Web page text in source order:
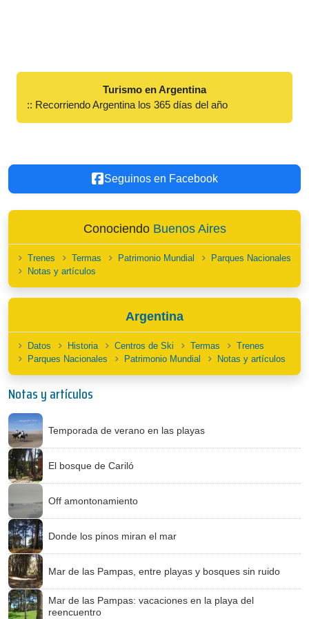
Turismo en Argentina
:: Recorriendo Argentina los 365 días del año
Seguinos en Facebook
Conociendo Buenos Aires
Trenes Termas Patrimonio Mundial
Parques Nacionales
Notas y artículos
Argentina
Datos Historia Centros de Ski Termas
Trenes
Parques Nacionales
Patrimonio Mundial Notas y artículos
Notas y artículos
Temporada de verano en las playas
El bosque de Cariló
Off amontonamiento
Donde los pinos miran el mar
Mar de las Pampas, entre playas y bosques sin ruido
Mar de las Pampas: vacaciones en la playa del
reencuentro